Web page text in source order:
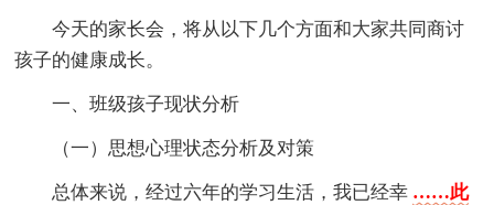
今天的家长会，将从以下几个方面和大家共同商讨
孩子的健康成长。
一、班级孩子现状分析
（一）思想心理状态分析及对策
总体来说，经过六年的学习生活，我已经幸 ……此